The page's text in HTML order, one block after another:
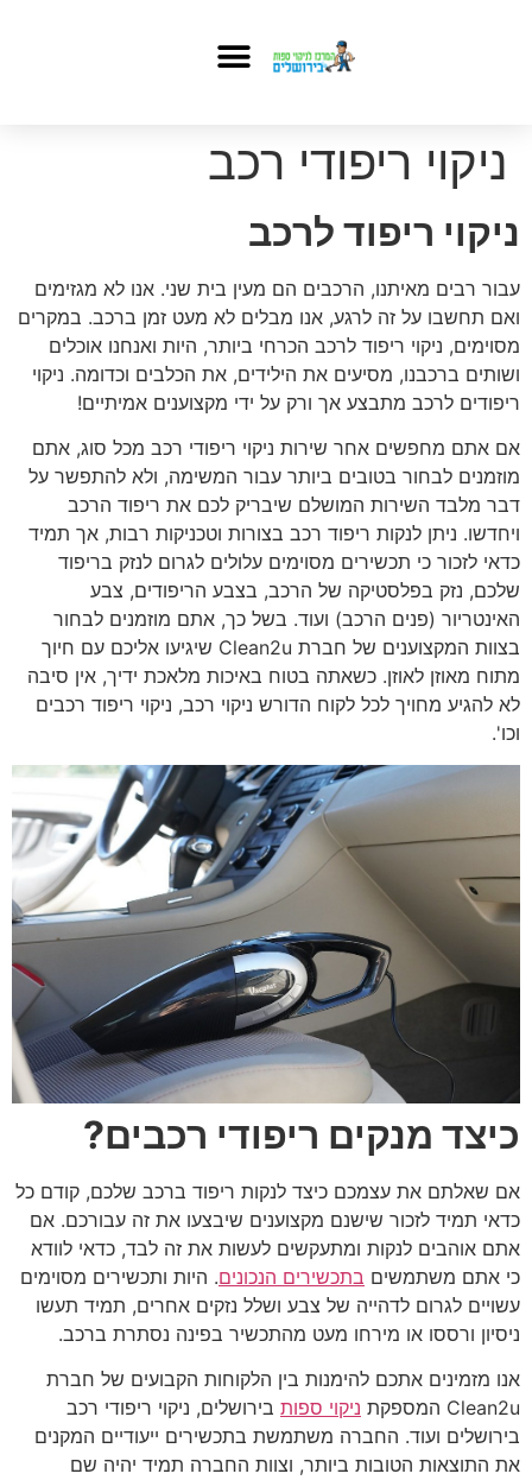
ניקוי ריפודי רכב
ניקוי ריפוד לרכב
עבור רבים מאיתנו, הרכבים הם מעין בית שני. אנו לא מגזימים
ואם תחשבו על זה לרגע, אנו מבלים לא מעט זמן ברכב. במקרים
מסוימים, ניקוי ריפוד לרכב הכרחי ביותר, היות ואנחנו אוכלים
ושותים ברכבנו, מסיעים את הילידים, את הכלבים וכדומה. ניקוי
ריפודים לרכב מתבצע אך ורק על ידי מקצוענים אמיתיים!
אם אתם מחפשים אחר שירות ניקוי ריפודי רכב מכל סוג, אתם
מוזמנים לבחור בטובים ביותר עבור המשימה, ולא להתפשר על
דבר מלבד השירות המושלם שיבריק לכם את ריפוד הרכב
ויחדשו. ניתן לנקות ריפוד רכב בצורות וטכניקות רבות, אך תמיד
כדאי לזכור כי תכשירים מסוימים עלולים לגרום לנזק בריפוד
שלכם, נזק בפלסטיקה של הרכב, בצבע הריפודים, צבע
האינטריור (פנים הרכב) ועוד. בשל כך, אתם מוזמנים לבחור
בצוות המקצוענים של חברת Clean2u שיגיעו אליכם עם חיוך
מתוח מאוזן לאוזן. כשאתה בטוח באיכות מלאכת ידיך, אין סיבה
לא להגיע מחויך לכל לקוח הדורש ניקוי רכב, ניקוי ריפוד רכבים
וכו'.
כיצד מנקים ריפודי רכבים?
אם שאלתם את עצמכם כיצד לנקות ריפוד ברכב שלכם, קודם כל
כדאי תמיד לזכור שישנם מקצוענים שיבצעו את זה עבורכם. אם
אתם אוהבים לנקות ומתעקשים לעשות את זה לבד, כדאי לוודא
כי אתם משתמשים בתכשירים הנכונים. היות ותכשירים מסוימים
עשויים לגרום לדהייה של צבע ושלל נזקים אחרים, תמיד תעשו
ניסיון ורססו או מירחו מעט מהתכשיר בפינה נסתרת ברכב.
אנו מזמינים אתכם להימנות בין הלקוחות הקבועים של חברת
Clean2u המספקת
ניקוי ספות בירושלים, ניקוי ריפודי רכב
בירושלים ועוד. החברה משתמשת בתכשירים ייעודיים המקנים
את התוצאות הטובות ביותר, וצוות החברה תמיד יהיה שם